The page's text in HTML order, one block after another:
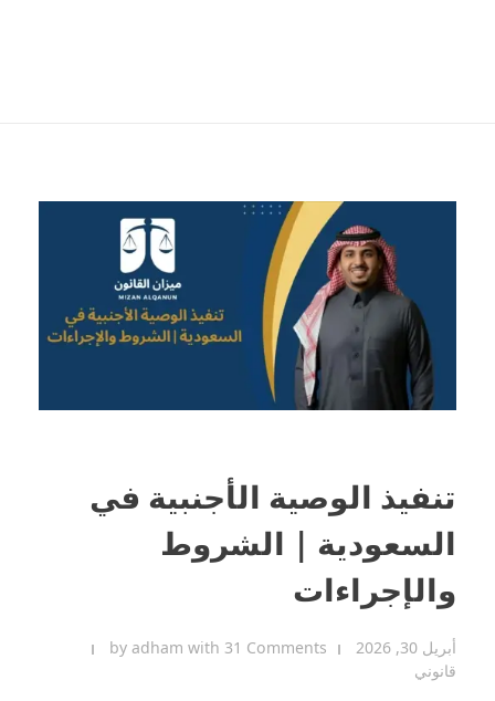
تنفيذ الوصية الأجنبية في
السعودية | الشروط
والإجراءات
أبريل 30, 2026 by adham with 31 Comments
قانوني